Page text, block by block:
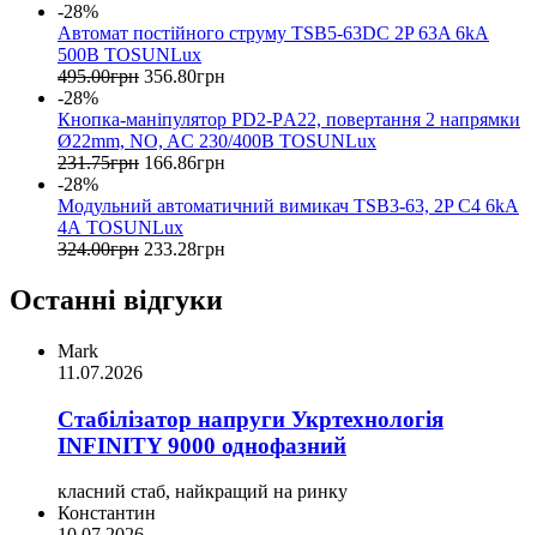
-28%
Автомат постійного струму TSB5-63DC 2P 63A 6kA
500B TOSUNLux
495.00грн 356.80грн
-28%
Кнопка-маніпулятор PD2-PА22, повертання 2 напрямки
Ø22mm, NO, AC 230/400B TOSUNLux
231.75грн 166.86грн
-28%
Модульний автоматичний вимикач TSB3-63, 2P C4 6kA
4А TOSUNLux
324.00грн 233.28грн
Останні відгуки
Mark
11.07.2026
Стабілізатор напруги Укртехнологія
INFINITY 9000 однофазний
класний стаб, найкращий на ринку
Константин